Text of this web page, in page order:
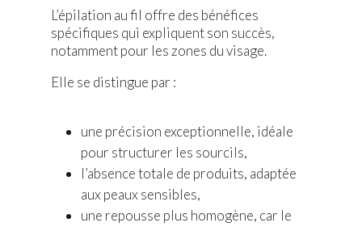
L’épilation au fil offre des bénéfices
spécifiques qui expliquent son succès,
notamment pour les zones du visage.
Elle se distingue par :
une précision exceptionnelle, idéale
pour structurer les sourcils,
l’absence totale de produits, adaptée
aux peaux sensibles,
une repousse plus homogène, car le